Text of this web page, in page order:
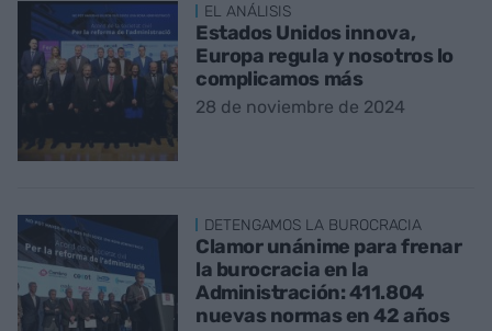
EL ANÁLISIS
Estados Unidos innova,
Europa regula y nosotros lo
complicamos más
28 de noviembre de 2024
DETENGAMOS LA BUROCRACIA
Clamor unánime para frenar
la burocracia en la
Administración: 411.804
nuevas normas en 42 años